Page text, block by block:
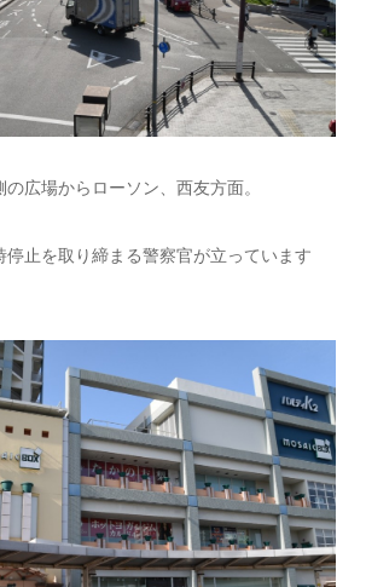
広場からローソン、西友方面。
停止を取り締まる警察官が立っています